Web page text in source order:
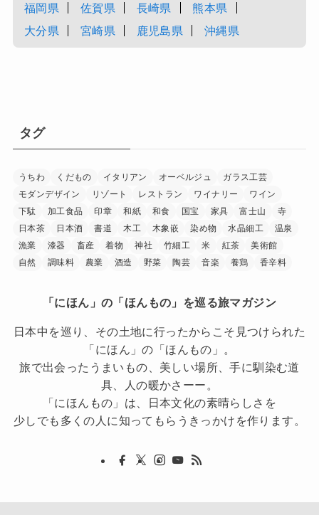
福岡県
佐賀県 長崎県
熊本県
大分県
宮崎県 鹿児島県 沖縄県
タグ
うちわ くだもの イタリアン オーベルジュ
ガラス工芸
モダンデザイン
リゾート レストラン ワイナリー
ワイン
下駄
加工食品 印章 和紙 和食 国宝 家具 富士山
寺
日本茶
日本酒 書道 木工 木象嵌 染め物 水晶細工
温泉
漁業
漆器 畜産 着物 神社 竹細工 米 紅茶
美術館
自然
調味料 農業 酒造 野菜 陶芸 音楽 養鶏 香辛料
「にほん」の「ほんもの」を巡る旅マガジン
日本中を巡り、その土地に行ったからこそ見つけられた
「にほん」の「ほんもの」。
旅で出会ったうまいもの、美しい場所、手に馴染む道
具、人の暖かさーー。
「にほんもの」は、日本文化の素晴らしさを
少しでも多くの人に知ってもらうきっかけを作ります。